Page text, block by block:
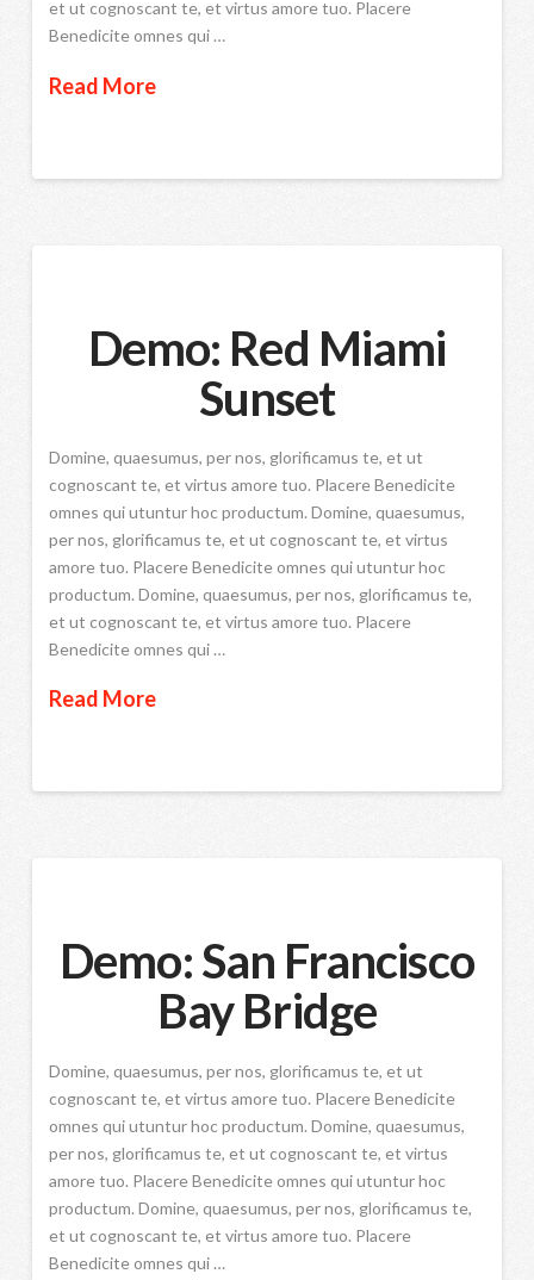
et ut cognoscant te, et virtus amore tuo. Placere
Benedicite omnes qui …
Read More
Demo: Red Miami
Sunset
Domine, quaesumus, per nos, glorificamus te, et ut
cognoscant te, et virtus amore tuo. Placere Benedicite
omnes qui utuntur hoc productum. Domine, quaesumus,
per nos, glorificamus te, et ut cognoscant te, et virtus
amore tuo. Placere Benedicite omnes qui utuntur hoc
productum. Domine, quaesumus, per nos, glorificamus te,
et ut cognoscant te, et virtus amore tuo. Placere
Benedicite omnes qui …
Read More
Demo: San Francisco
Bay Bridge
Domine, quaesumus, per nos, glorificamus te, et ut
cognoscant te, et virtus amore tuo. Placere Benedicite
omnes qui utuntur hoc productum. Domine, quaesumus,
per nos, glorificamus te, et ut cognoscant te, et virtus
amore tuo. Placere Benedicite omnes qui utuntur hoc
productum. Domine, quaesumus, per nos, glorificamus te,
et ut cognoscant te, et virtus amore tuo. Placere
Benedicite omnes qui …